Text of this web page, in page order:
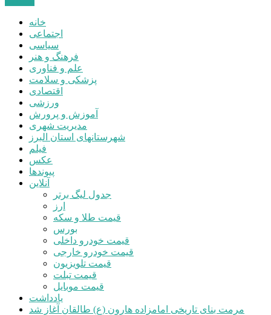
خانه
اجتماعی
سیاسی
فرهنگ و هنر
علم و فناوری
پزشکی و سلامت
اقتصادی
ورزشی
آموزش و پرورش
مدیریت شهری
شهرستانهای استان البرز
فیلم
عکس
پیوندها
آنلاین
جدول لیگ برتر
ارز
قیمت طلا و سکه
بورس
قیمت خودرو داخلی
قیمت خودرو خارجی
قیمت تلویزیون
قیمت تبلت
قیمت موبایل
یادداشت
مرمت بنای تاریخی امامزاده هارون (ع) طالقان آغاز شد